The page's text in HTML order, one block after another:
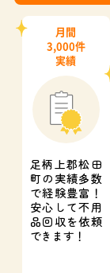
月間
3,000件
実績
足柄上郡松田
町の実績多数
で経験豊富！
安心して不用
品回収を依頼
できます！